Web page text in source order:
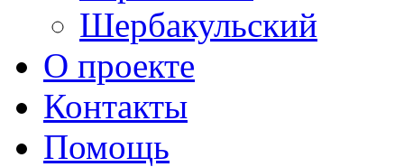
Шербакульский
О проекте
Контакты
Помощь